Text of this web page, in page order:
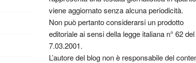
viene aggiornato senza alcuna periodicità.
Non può pertanto considerarsi un prodotto
editoriale ai sensi della legge italiana n° 62 del
7.03.2001.
L’autore del blog non è responsabile del